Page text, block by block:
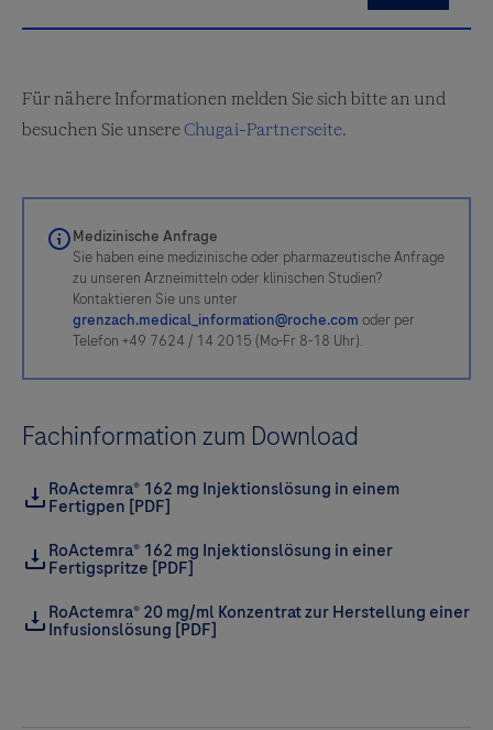
Für nähere Informationen melden Sie sich bitte an und
besuchen Sie unsereChugai-Partnerseite.
Medizinische Anfrage
Sie haben eine medizinische oder pharmazeutische Anfrage
zu unseren Arzneimitteln oder klinischen Studien?
Kontaktieren Sie uns unter
grenzach.medical_information@roche.com oder per
Telefon +49 7624 / 14 2015 (Mo-Fr 8-18 Uhr).
Fachinformation zum Download
RoActemra® 162 mg Injektionslösung in einem
Fertigpen [PDF]
RoActemra® 162 mg Injektionslösung in einer
Fertigspritze [PDF]
RoActemra® 20 mg/ml Konzentrat zur Herstellung einer
Infusionslösung [PDF]